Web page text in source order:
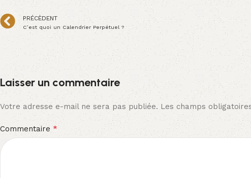
PRÉCÈDENT
C’est quoi un Calendrier Perpétuel ?
Laisser un commentaire
Votre adresse e-mail ne sera pas publiée. Les champs
Commentaire*